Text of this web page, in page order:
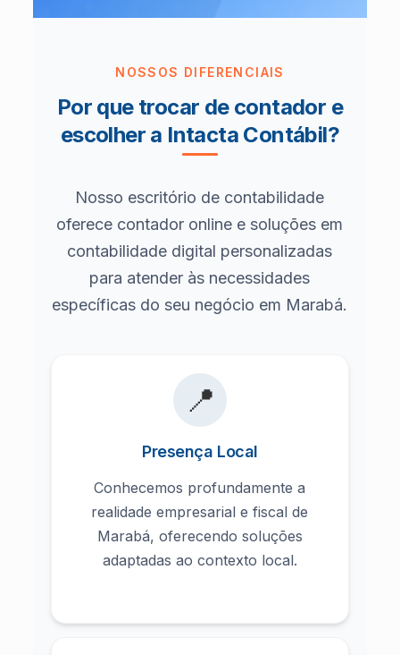
NOSSOS DIFERENCIAIS
Por que trocar de contador e
escolher a Intacta Contábil?
Nosso escritório de contabilidade
oferece contador online e soluções em
contabilidade digital personalizadas
para atender às necessidades
específicas do seu negócio em Marabá.
📍
Presença Local
Conhecemos profundamente a
realidade empresarial e fiscal de
Marabá, oferecendo soluções
adaptadas ao contexto local.